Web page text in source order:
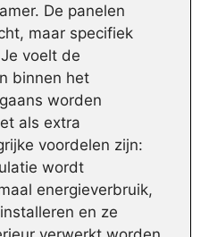
De panelen
maar specifiek
voelt de
binnen het
worden
als extra
voordelen zijn:
wordt
energieverbruik,
en ze